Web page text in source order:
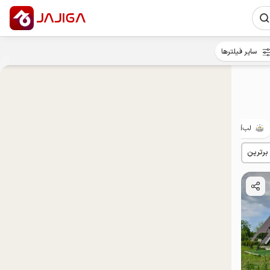
لب‌آب
برترین
سایر فیلترها